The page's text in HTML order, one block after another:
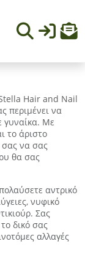
Hair and Nail
περιμένει να
γυναίκα. Με
το άριστο
σας να σας
θα σας
αντρικό
νυφικό
Σας
δικό σας
αλλαγές